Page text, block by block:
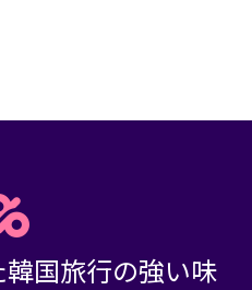
国旅行の強い味